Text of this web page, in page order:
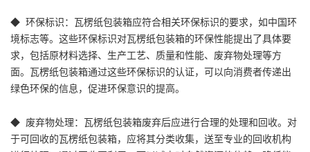
◆ 环保标识：瓦楞纸包装箱应符合相关环保标识的要求，如中国环
境标志等。这些环保标识对瓦楞纸包装箱的环保性能提出了具体要
求，包括原材料选择、生产工艺、质量和性能、废弃物处理等方
面。瓦楞纸包装箱通过这些环保标识的认证，可以向消费者传递出
绿色环保的信息，促进环保意识的提高。
◆ 废弃物处理：瓦楞纸包装箱废弃后应进行合理的处理和回收。对
于可回收的瓦楞纸包装箱，应将其分类收集，送至专业的回收机构